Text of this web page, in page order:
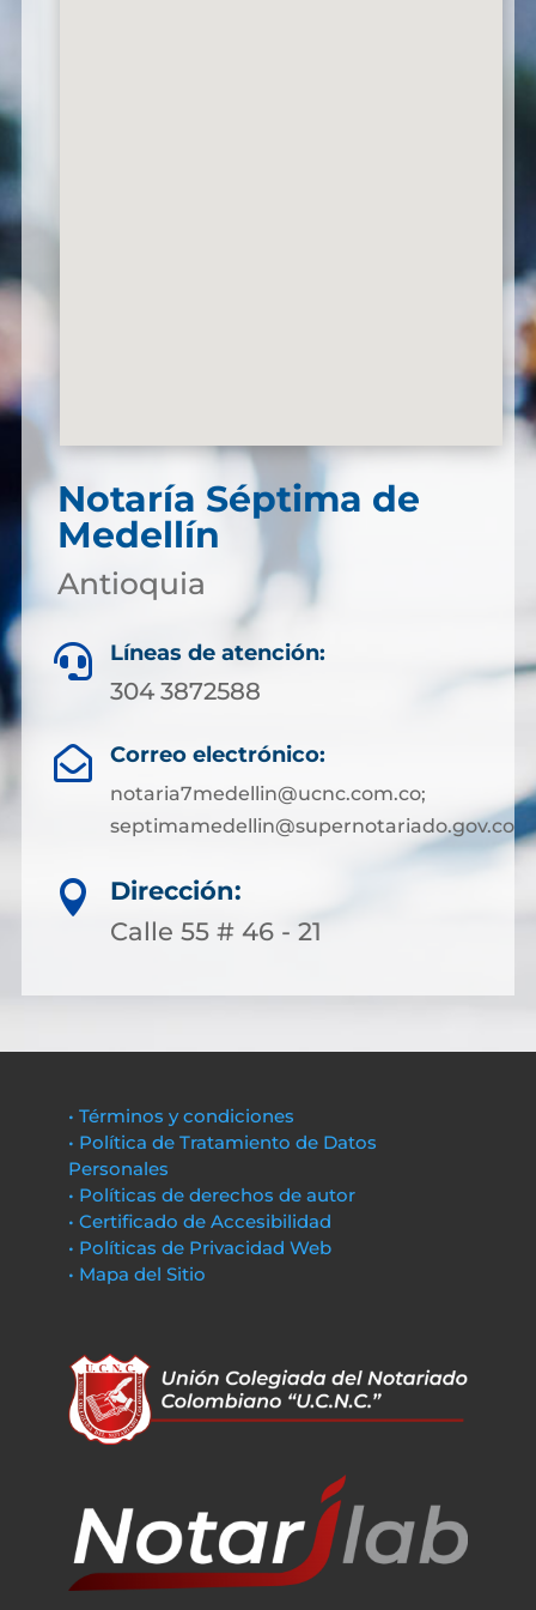
Notaría Séptima de
Medellín
Antioquia
 Líneas de atención:
304 3872588
 Correo electrónico:
notaria7medellin@ucnc.com.co;
septimamedellin@supernotariado.gov.co

Dirección:
Calle 55 # 46 - 21
• Términos y condiciones
• Política de Tratamiento de Datos
Personales
• Políticas de derechos de autor
• Certificado de Accesibilidad
• Políticas de Privacidad Web
• Mapa del Sitio